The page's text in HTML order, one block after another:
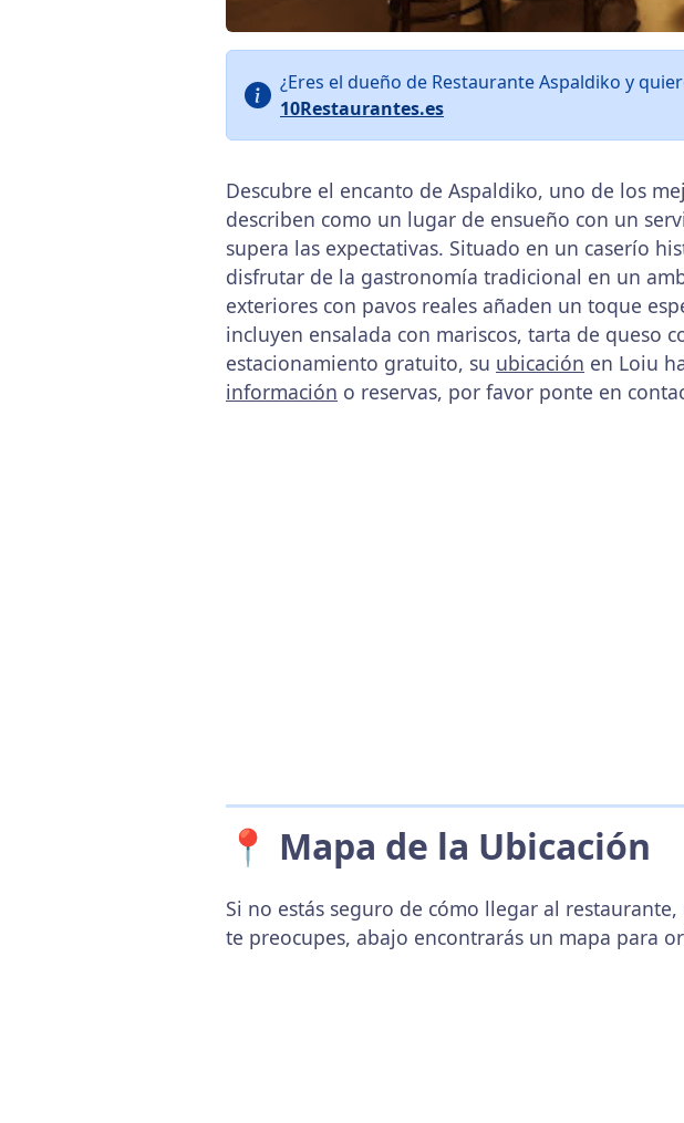
¿Eres el dueño de Restaurante Aspaldiko y
10Restaurantes.es
Descubre el encanto de Aspaldiko, uno de los
describen como un lugar de ensueño con un
supera las expectativas. Situado en un caserío
disfrutar de la gastronomía tradicional en un
exteriores con pavos reales añaden un toque
incluyen ensalada con mariscos, tarta de queso
estacionamiento gratuito, su ubicación en Loiu
información o reservas, por favor ponte en
📍 Mapa de la Ubicación
Si no estás seguro de cómo llegar al
te preocupes, abajo encontrarás un mapa para